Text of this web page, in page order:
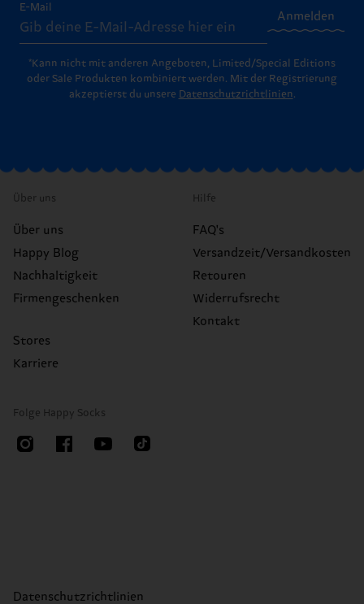
E-Mail
Anmelden
*Kann nicht mit anderen Angeboten, Limited/Special Editions
oder Sale Produkten kombiniert werden. Mit der Registrierung
akzeptierst du unsere Datenschutzrichtlinien.
Über uns
Über uns
Happy Blog
Nachhaltigkeit
Firmengeschenken
Stores
Karriere
Hilfe
FAQ's
Versandzeit/Versandkosten
Retouren
Widerrufsrecht
Kontakt
Folge Happy Socks
Datenschutzrichtlinien